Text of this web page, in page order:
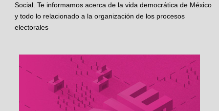
Social. Te informamos acerca de la vida democrática de México
y todo lo relacionado a la organización de los procesos
electorales